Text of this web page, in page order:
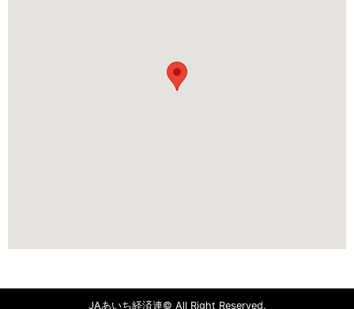
JAあいち経済連© All Right Reserved.